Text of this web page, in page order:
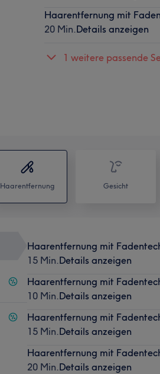
Haarentfernung mit
20 Min.Details anzeigen
1 weitere passende
Haarentfernung Gesicht
Haarentfernung mit
15 Min.Details anzeigen
Haarentfernung mit
10 Min.Details anzeigen
Haarentfernung mit
15 Min.Details anzeigen
Haarentfernung mit
20 Min.Details anzeigen